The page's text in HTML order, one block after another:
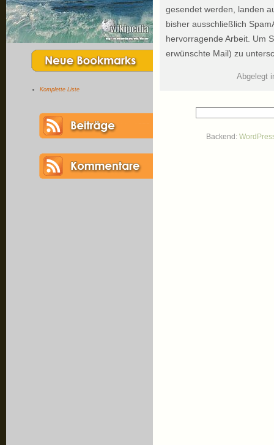
Komplette Liste
gesendet werden, landen
bisher ausschließlich
hervorragende Arbeit. Um
erwünschte Mail) zu
Abgelegt
Backend: